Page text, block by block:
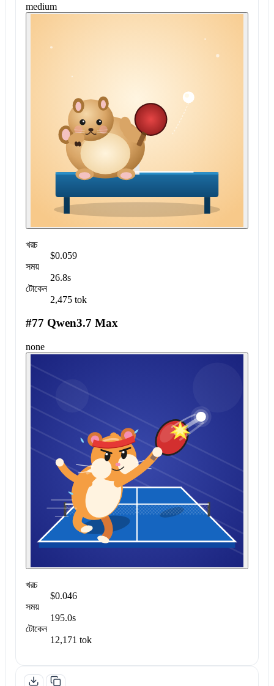
medium
খরচ
$0.059
সময়
26.8s
টোকেন
2,475 tok
#77 Qwen3.7 Max
none
খরচ
$0.046
সময়
195.0s
টোকেন
12,171 tok